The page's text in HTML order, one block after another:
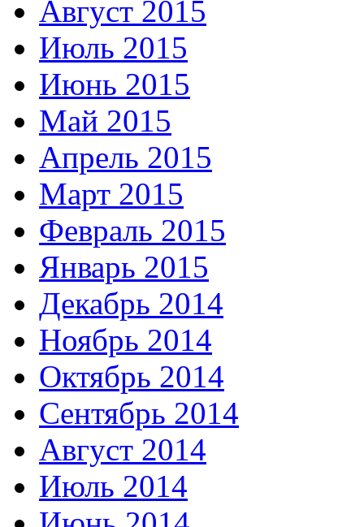
Август 2015
Июль 2015
Июнь 2015
Май 2015
Апрель 2015
Март 2015
Февраль 2015
Январь 2015
Декабрь 2014
Ноябрь 2014
Октябрь 2014
Сентябрь 2014
Август 2014
Июль 2014